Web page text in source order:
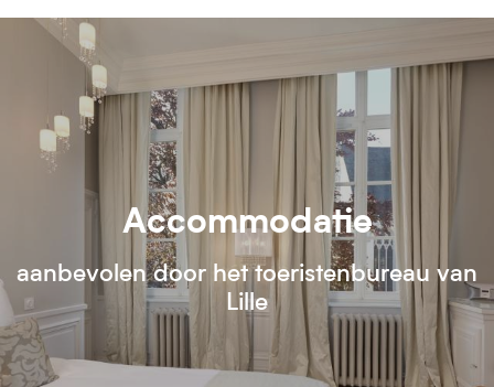
Accommodatie
aanbevolen door het toeristenbureau van
Lille